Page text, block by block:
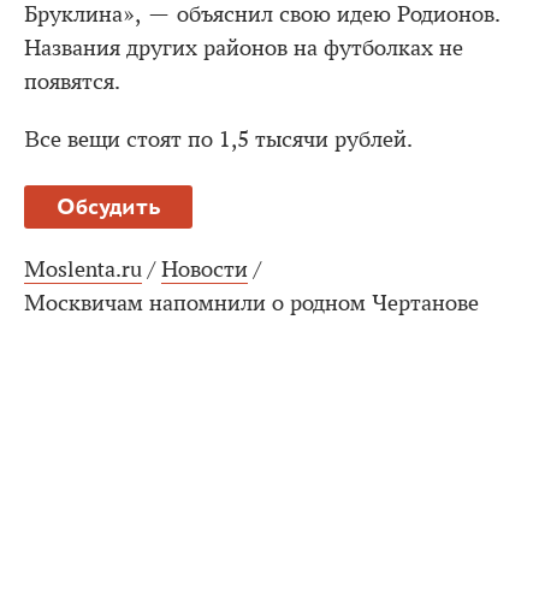
Бруклина», — объяснил свою идею Родионов.
Названия других районов на футболках не
появятся.
Все вещи стоят по 1,5 тысячи рублей.
Обсудить
Moslenta.ru / Новости /
Москвичам напомнили о родном Чертанове